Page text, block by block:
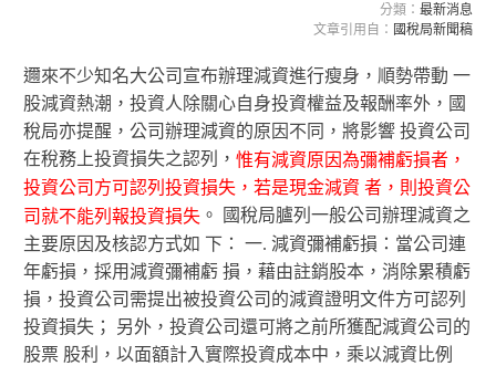
分類： 最新消息
文章引用自： 國稅局新聞稿
邇來不少知名大公司宣布辦理減資進行瘦身，順勢帶動 一
股減資熱潮，投資人除關心自身投資權益及報酬率外，國
稅局亦提醒，公司辦理減資的原因不同，將影響 投資公司
在稅務上投資損失之認列，惟有減資原因為彌補虧損者，
投資公司方可認列投資損失，若是現金減資 者，則投資公
司就不能列報投資損失 。 國稅局臚列一般公司辦理減資之
主要原因及核認方式如 下： 一. 減資彌補虧損：當公司連
年虧損，採用減資彌補虧 損，藉由註銷股本，消除累積虧
損，投資公司需提出被投資公司的減資證明文件方可認列
投資損失； 另外，投資公司還可將之前所獲配減資公司的
股票 股利，以面額計入實際投資成本中，乘以減資比例